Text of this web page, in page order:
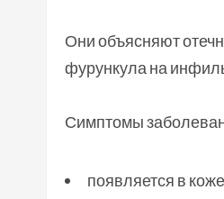
Они объясняют
фурункула на
Симптомы
появляется в